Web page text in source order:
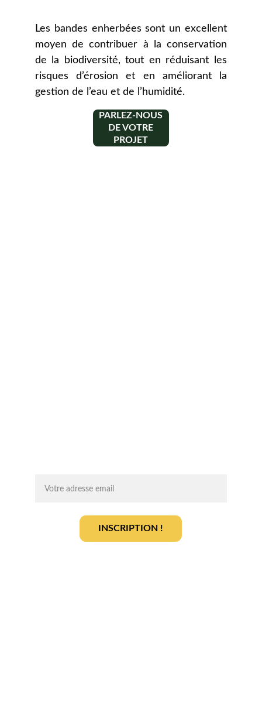
Les bandes enherbées sont un excellent
moyen de contribuer à la conservation
de la biodiversité, tout en réduisant les
risques d’érosion et en améliorant la
gestion de l’eau et de l’humidité.
PARLEZ-NOUS
DE VOTRE
PROJET
INSCRIPTION !